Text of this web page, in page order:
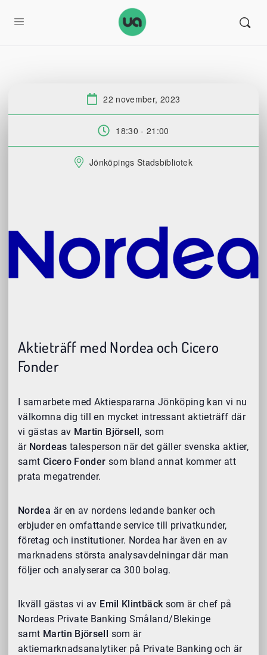
Datum:
22 november, 2023
Tid:
18:30 - 21:00
Plats:
Jönköpings Stadsbibliotek
Aktieträff med Nordea och Cicero
Fonder
I samarbete med Aktiespararna Jönköping kan vi nu
välkomna dig till en mycket intressant aktieträff där
vi gästas av Martin Björsell, som
är Nordeas talesperson när det gäller svenska aktier,
samt Cicero Fonder som bland annat kommer att
prata megatrender.
Nordea är en av nordens ledande banker och
erbjuder en omfattande service till privatkunder,
företag och institutioner. Nordea har även en av
marknadens största analysavdelningar där man
följer och analyserar ca 300 bolag.
Ikväll gästas vi av Emil Klintbäcksom är chef på
Nordeas Private Banking Småland/Blekinge
samt Martin Björsell som är
aktiemarknadsanalytiker på Private Banking och är